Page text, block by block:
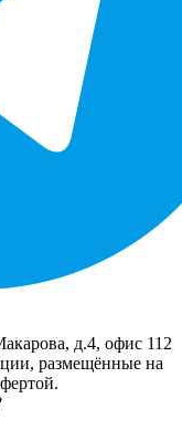
д.4, офис 112
размещённые на